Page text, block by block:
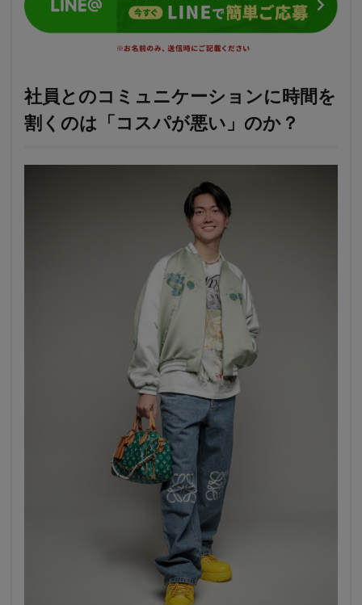
社員とのコミュニケーションに時間を
割くのは「コスパが悪い」のか？